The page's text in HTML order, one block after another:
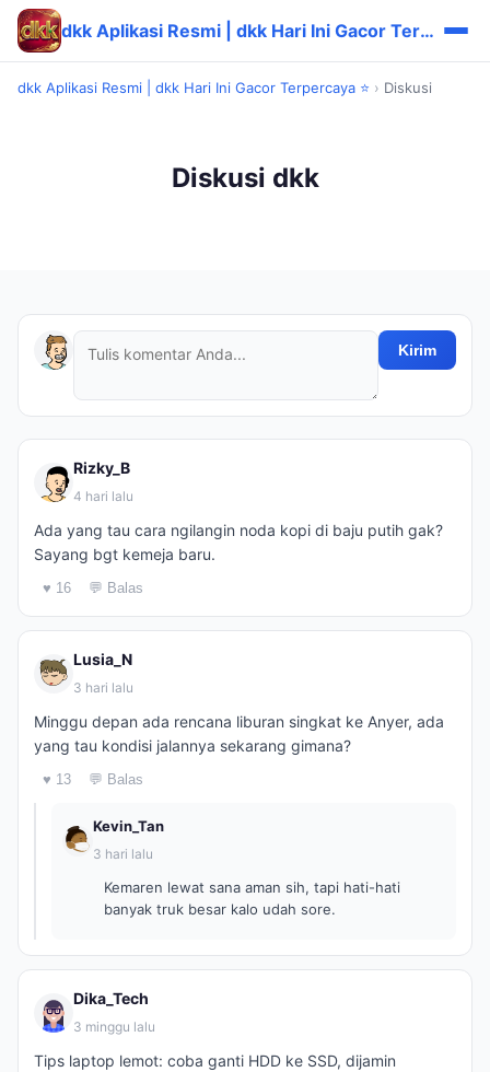
dkk Aplikasi Resmi | dkk Hari Ini Gacor Terpercaya ⭐
dkk Aplikasi Resmi | dkk Hari Ini Gacor Terpercaya ⭐ › Diskusi
Diskusi dkk
Kirim
Rizky_B
4 hari lalu
Ada yang tau cara ngilangin noda kopi di baju putih gak?
Sayang bgt kemeja baru.
♥ 16 💬 Balas
Lusia_N
3 hari lalu
Minggu depan ada rencana liburan singkat ke Anyer, ada
yang tau kondisi jalannya sekarang gimana?
♥ 13 💬 Balas
Kevin_Tan
3 hari lalu
Kemaren lewat sana aman sih, tapi hati-hati
banyak truk besar kalo udah sore.
Dika_Tech
3 minggu lalu
Tips laptop lemot: coba ganti HDD ke SSD, dijamin